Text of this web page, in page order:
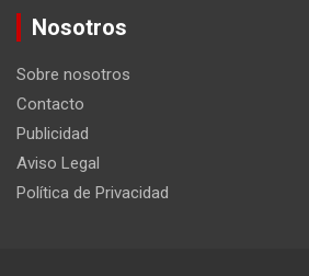
c
Nosotros
Sobre nosotros
Contacto
Publicidad
Aviso Legal
Política de Privacidad